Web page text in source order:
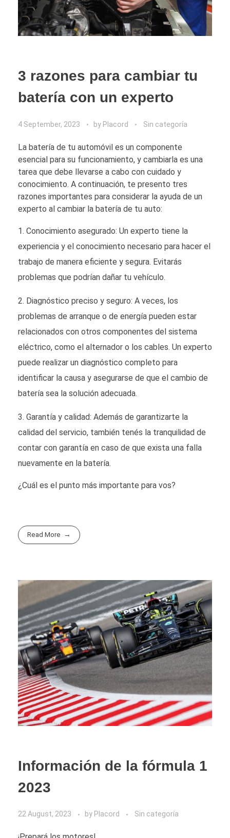
3 razones para cambiar tu
batería con un experto
4 September, 2023 by Placord Sin categoría
La batería de tu automóvil es un componente
esencial para su funcionamiento, y cambiarla es una
tarea que debe llevarse a cabo con cuidado y
conocimiento. A continuación, te presento tres
razones importantes para considerar la ayuda de un
experto al cambiar la batería de tu auto:
Conocimiento asegurado: Un experto tiene la
experiencia y el conocimiento necesario para hacer el
trabajo de manera eficiente y segura. Evitarás
problemas que podrían dañar tu vehículo.
Diagnóstico preciso y seguro: A veces, los
problemas de arranque o de energía pueden estar
relacionados con otros componentes del sistema
eléctrico, como el alternador o los cables. Un experto
puede realizar un diagnóstico completo para
identificar la causa y asegurarse de que el cambio de
batería sea la solución adecuada.
Garantía y calidad: Además de garantizarte la
calidad del servicio, también tenés la tranquilidad de
contar con garantía en caso de que exista una falla
nuevamente en la batería.
¿Cuál es el punto más importante para vos?
Read More
Información de la fórmula 1
2023
22 August, 2023 by Placord Sin categoría